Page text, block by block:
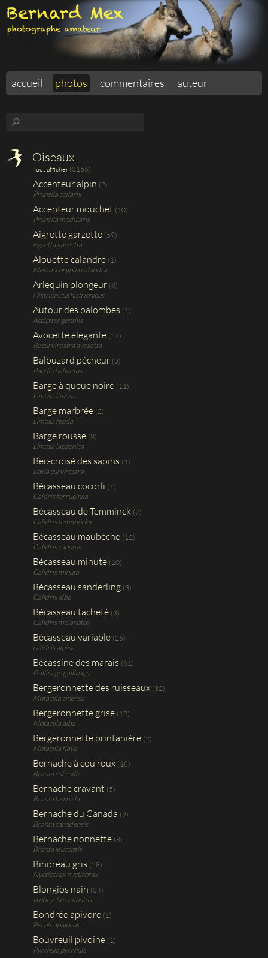
accueil photos commentaires auteur
⚲
Oiseaux
Tout afficher (3156)
Accenteur alpin (2)
Prunella collaris
Accenteur mouchet (10)
Prunella modularis
Aigrette garzette (59)
Egretta garzetta
Alouette calandre (1)
Melanocorypha calandra
Arlequin plongeur (8)
Histrionicus histrionicus
Autour des palombes (1)
Accipiter gentilis
Avocette élégante (24)
Recurvirostra avosetta
Balbuzard pêcheur (3)
Pandio haliaetus
Barge à queue noire (11)
Limosa limosa
Barge marbrée (2)
Limosa feoda
Barge rousse (8)
Limosa lapponica
Bec-croisé des sapins (1)
Loxia curvirostra
Bécasseau cocorli (1)
Caldris ferruginea
Bécasseau de Temminck (7)
Calidris temminckii
Bécasseau maubèche (12)
Calidris canutus
Bécasseau minute (10)
Calidris minuta
Bécasseau sanderling (3)
Calidris alba
Bécasseau tacheté (3)
Calidris melanotos
Bécasseau variable (25)
calidris alpina
Bécassine des marais (61)
Gallinago gallinago
Bergeronnette des ruisseaux (32)
Motacilla cinerea
Bergeronnette grise (12)
Motacilla alba
Bergeronnette printanière (2)
Motacilla flava
Bernache à cou roux (18)
Branta ruficollis
Bernache cravant (5)
Branta bernicla
Bernache du Canada (9)
Branta canadensis
Bernache nonnette (8)
Branta leucopsis
Bihoreau gris (28)
Nycticorax nycticorax
Blongios nain (34)
Ixobrychus minutus
Bondrée apivore (1)
Pernis apivorus
Bouvreuil pivoine (1)
Pyrrhula pyrrhula